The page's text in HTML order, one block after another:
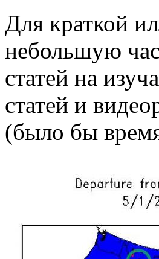
Для краткой
небольшую
статей на
статей и
(было бы